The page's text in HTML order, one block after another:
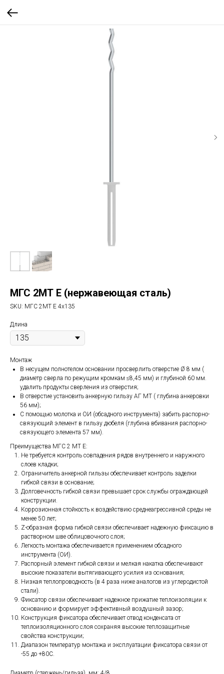
МГС 2МТ Е (нержавеющая сталь)
SKU: МГС 2MT Е 4х135
Длина
Монтаж
В несущем полнотелом основании просверлить отверстие Ø 8 мм (
диаметр сверла по режущим кромкам ≤8,45 мм) и глубиной 60 мм.
удалить продукты сверления из отверстия;
В отверстие установить анкерную гильзу АГ МТ ( глубина анкеровки
56 мм);
С помощью молотка и ОИ (обсадного инструмента) забить распорно-
связующий элемент в гильзу дюбеля (глубина вбивания распорно-
связующего элемента 57 мм).
Преимущества МГС 2 МТ Е:
Не требуется контроль совпадения рядов внутреннего и наружного
слоев кладки;
Ограничитель анкерной гильзы обеспечивает контроль заделки
гибкой связи в основание;
Долговечность гибкой связи превышает срок службы ограждающей
конструкции.
Коррозионная стойкость к воздействию среднеагрессивной среды не
менее 50 лет;
Z-образная форма гибкой связи обеспечивает надежную фиксацию в
растворном шве облицовочного слоя;
Легкость монтажа обеспечивается применением обсадного
инструмента (ОИ).
Распорный элемент гибкой связи и мелкая накатка обеспечивают
высокие показатели вытягивающего усилия из основания;
Низкая теплопроводность (в 4 раза ниже аналогов из углеродистой
стали).
Фиксатор связи обеспечивает надежное прижатие теплоизоляции к
основанию и формирует эффективный воздушный зазор;
Конструкция фиксатора обеспечивает отвод конденсата от
теплоизоляционного слоя сохраняя высокие теплозащитные
свойства конструкции;
Диапазон температур монтажа и эксплуатации фиксатора связи от
-55 до +80C.